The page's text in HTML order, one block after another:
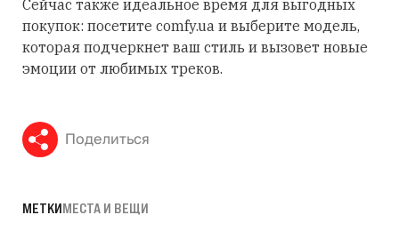
Сейчас также идеальное время для выгодных
покупок: посетите comfy.ua и выберите модель,
которая подчеркнет ваш стиль и вызовет новые
эмоции от любимых треков.
Поделиться
МЕТКИМЕСТА И ВЕЩИ